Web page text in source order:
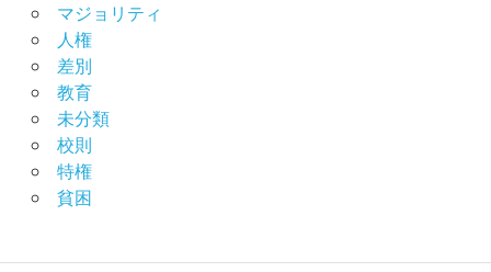
マジョリティ
人権
差別
教育
未分類
校則
特権
貧困